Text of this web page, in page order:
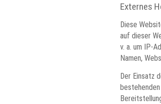
Externes
Diese
auf dieser
v. a. um IP-
Namen,
Der Einsatz